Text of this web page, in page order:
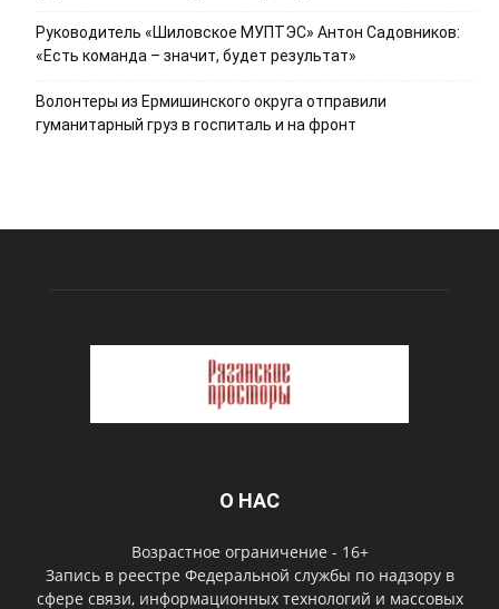
Руководитель «Шиловское МУПТЭС» Антон Садовников:
«Есть команда – значит, будет результат»
Волонтеры из Ермишинского округа отправили
гуманитарный груз в госпиталь и на фронт
О НАС
Возрастное ограничение - 16+
Запись в реестре Федеральной службы по надзору в
сфере связи, информационных технологий и массовых